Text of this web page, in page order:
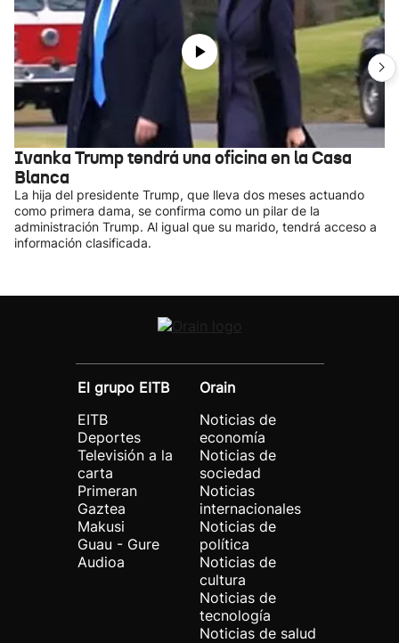
Ivanka Trump tendrá una oficina en la Casa
Blanca
La hija del presidente Trump, que lleva dos meses actuando
como primera dama, se confirma como un pilar de la
administración Trump. Al igual que su marido, tendrá acceso a
información clasificada.
El grupo EITB
EITB
Deportes
Televisión a la
carta
Primeran
Gaztea
Makusi
Guau - Gure
Audioa
Orain
Noticias de
economía
Noticias de
sociedad
Noticias
internacionales
Noticias de
política
Noticias de
cultura
Noticias de
tecnología
Noticias de salud